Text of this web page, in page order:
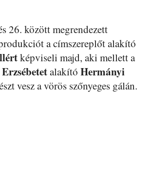
26. között megrendezett
a címszereplőt alakító
képviseli majd, aki mellett a
Erzsébetetalakító Hermányi
vesz a vörös szőnyeges gálán.